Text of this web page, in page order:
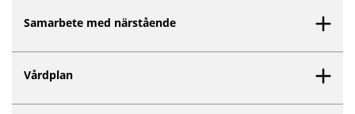
Samarbete med närstående
Vårdplan